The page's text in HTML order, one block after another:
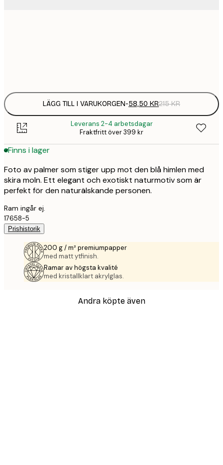
LÄGG TILL I VARUKORGEN-58,50 KR215 KR
Leverans 2-4 arbetsdagar
Fraktfritt över 399 kr
Finns i lager
Foto av palmer som stiger upp mot den blå himlen med
skira moln. Ett elegant och exotiskt naturmotiv som är
perfekt för den naturälskande personen.
Ram ingår ej.
17658-5
Prishistorik
200 g / m² premiumpapper
med matt ytfinish.
Ramar av högsta kvalité
med kristallklart akrylglas.
Andra köpte även